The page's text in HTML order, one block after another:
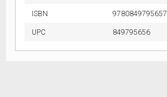
ISBN 9780849795657
UPC 849795656